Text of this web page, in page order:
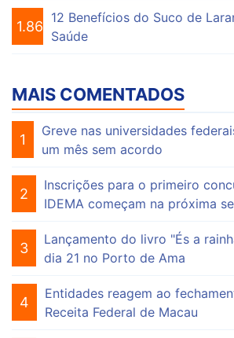
1.863
12 Benefícios do Suco de
Saúde
MAIS COMENTADOS
1
Greve nas universidades
um mês sem acordo
2
Inscrições para o primeiro
IDEMA começam na próxima
3
Lançamento do livro "És a
dia 21 no Porto de Ama
4
Entidades reagem ao
Receita Federal de Macau